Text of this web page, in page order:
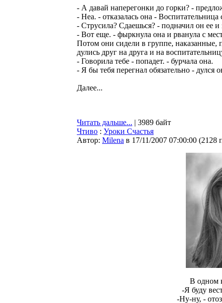
- А давай наперегонки до горки? -
- Неа. - отказалась она - Воспитательница
- Струсила? Сдаешься? - подначил он ее и
- Вот еще. - фыркнула она и рванула с
Потом они сидели в группе, наказанные,
дулись друг на друга и на
- Говорила тебе - попадет. - бурчала она.
- Я бы тебя перегнал обязательно -
Далее...
Читать дальше... | 3989 байт
Чтиво : Уроки Счастья
Автор: Milena в 17/11/2007 07:00:00 (2128
В одном
-Я буду
-Ну-ну, -